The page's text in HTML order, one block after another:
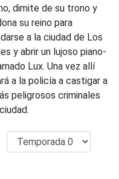
dimite de su trono y
su reino para
a la ciudad de Los
y abrir un lujoso piano-
Lux. Una vez allí
a la policía a castigar a
peligrosos criminales